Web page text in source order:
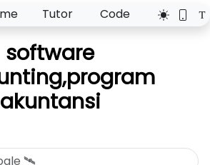
Tutor Code
software
akuntansi